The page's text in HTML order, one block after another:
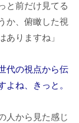
と前だけ見てる
か、俯瞰した視
ありますね」
代の視点から伝
よね、きっと。
人から見た感じ